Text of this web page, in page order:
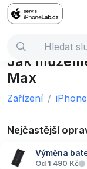
Jak
Max
Zařízení iPhone
Nejčastější
Výměna
Od 1 490 Kč